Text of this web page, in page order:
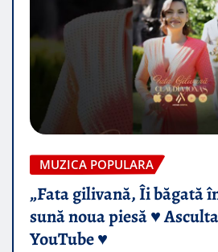
MUZICA POPULARA
„Fata gilivană, Îi băgată
sună noua piesă ♥️
YouTube ♥️